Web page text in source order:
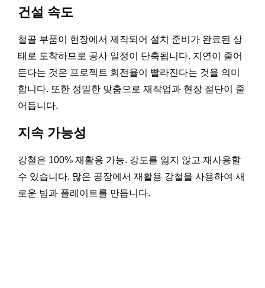
건설 속도
철골 부품이 현장에서 제작되어 설치 준비가 완료된 상
태로 도착하므로 공사 일정이 단축됩니다. 지연이 줄어
든다는 것은 프로젝트 회전율이 빨라진다는 것을 의미
합니다. 또한 정밀한 맞춤으로 재작업과 현장 절단이 줄
어듭니다.
지속 가능성
강철은 100% 재활용 가능. 강도를 잃지 않고 재사용할
수 있습니다. 많은 공장에서 재활용 강철을 사용하여 새
로운 빔과 플레이트를 만듭니다.